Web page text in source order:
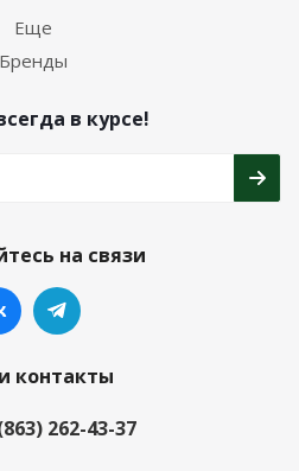
Еще
Бренды
в курсе!
на связи
контакты
262-43-37